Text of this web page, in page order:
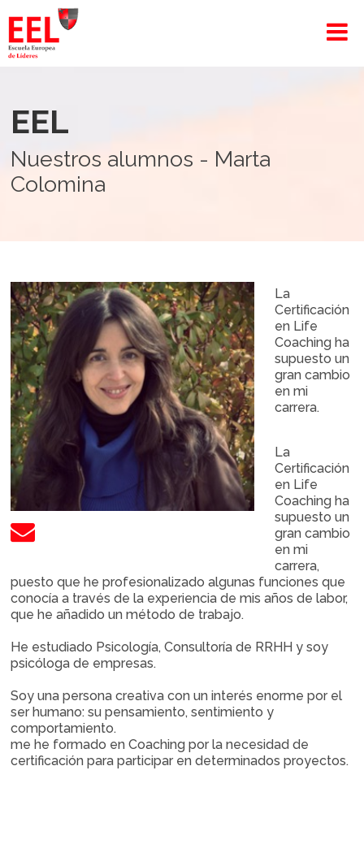
EEL
Nuestros alumnos - Marta
Colomina
La
Certificación
en Life
Coaching ha
supuesto un
gran cambio
en mi
carrera.
La
Certificación
en Life
Coaching ha
supuesto un
gran cambio
en mi
carrera,
puesto que he profesionalizado algunas funciones que
conocía a través de la experiencia de mis años de labor,
que he añadido un método de trabajo.
He estudiado Psicología, Consultoría de RRHH y soy
psicóloga de empresas.
Soy una persona creativa con un interés enorme por el
ser humano: su pensamiento, sentimiento y
comportamiento.
me he formado en Coaching por la necesidad de
certificación para participar en determinados proyectos.